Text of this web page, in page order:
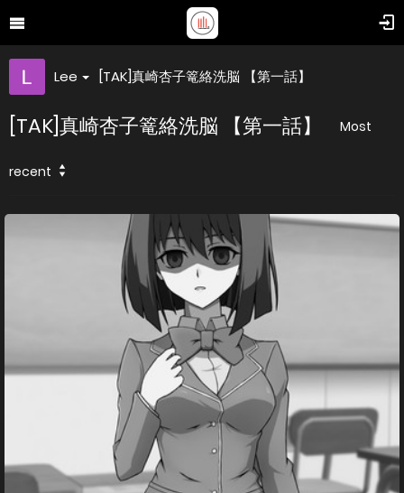
Lee [TAK]真崎杏子篭絡洗脳 【第一話】
[TAK]真崎杏子篭絡洗脳 【第一話】 Most
recent